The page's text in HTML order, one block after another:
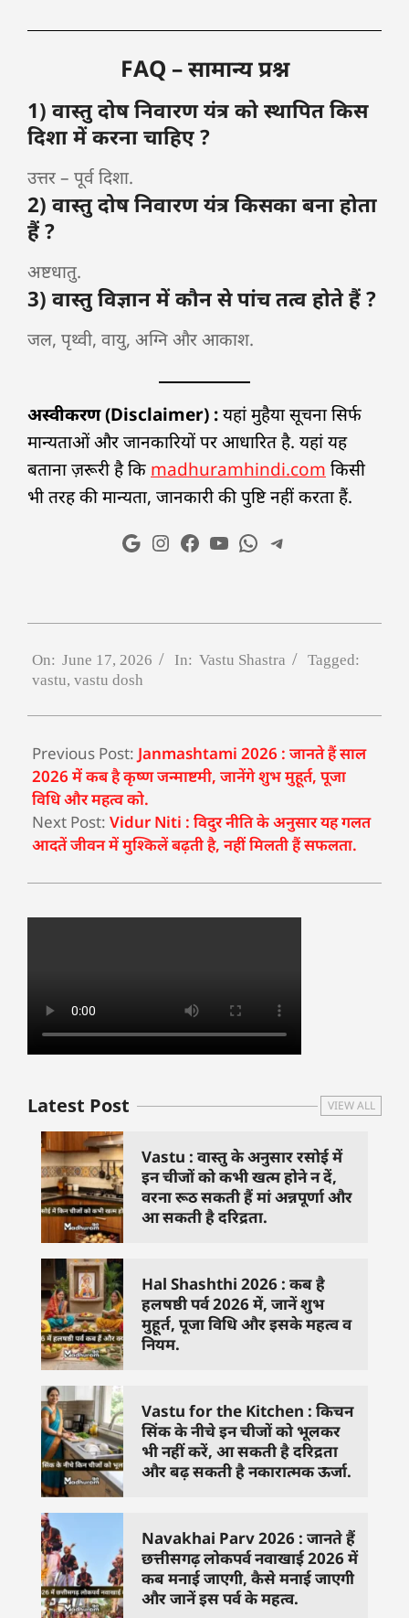
FAQ – सामान्य प्रश्न
1) वास्तु दोष निवारण यंत्र को स्थापित किस
दिशा में करना चाहिए ?
उत्तर – पूर्व दिशा.
2) वास्तु दोष निवारण यंत्र किसका बना होता
हैं ?
अष्टधातु.
3) वास्तु विज्ञान में कौन से पांच तत्व होते हैं ?
जल, पृथ्वी, वायु, अग्नि और आकाश.
अस्वीकरण (Disclaimer) :यहां मुहैया सूचना सिर्फ
मान्यताओं और जानकारियों पर आधारित है. यहां यह
बताना ज़रूरी है कि madhuramhindi.com किसी
भी तरह की मान्यता, जानकारी की पुष्टि नहीं करता हैं.
On: June 17, 2026 In: Vastu Shastra
Tagged:
vastu, vastu dosh
Previous Post: Janmashtami 2026 : जानते हैं साल
2026 में कब है कृष्ण जन्माष्टमी, जानेंगे शुभ मुहूर्त, पूजा
विधि और महत्व को.
Next Post: Vidur Niti : विदुर नीति के अनुसार यह गलत
आदतें जीवन में मुश्किलें बढ़ती है, नहीं मिलती हैं सफलता.
Latest Post VIEW ALL
Vastu : वास्तु के अनुसार रसोई में
इन चीजों को कभी खत्म होने न दें,
वरना रूठ सकती हैं मां अन्नपूर्णा और
आ सकती है दरिद्रता.
Hal Shashthi 2026 : कब है
हलषष्ठी पर्व 2026 में, जानें शुभ
मुहूर्त, पूजा विधि और इसके महत्व व
नियम.
Vastu for the Kitchen : किचन
सिंक के नीचे इन चीजों को भूलकर
भी नहीं करें, आ सकती है दरिद्रता
और बढ़ सकती है नकारात्मक ऊर्जा.
Navakhai Parv 2026 : जानते हैं
छत्तीसगढ़ लोकपर्व नवाखाई 2026 में
कब मनाई जाएगी, कैसे मनाई जाएगी
और जानें इस पर्व के महत्व.